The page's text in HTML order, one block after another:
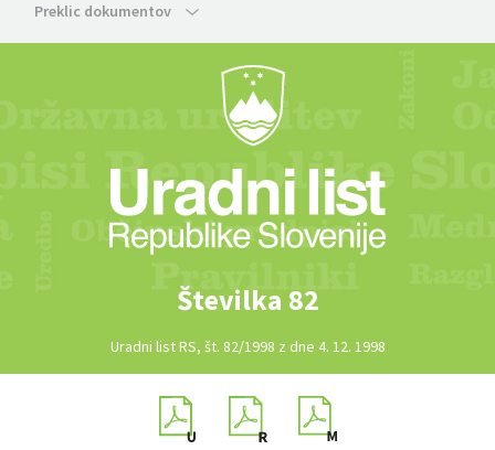
Preklic dokumentov
Številka 82
Uradni list RS, št. 82/1998 z dne 4. 12. 1998